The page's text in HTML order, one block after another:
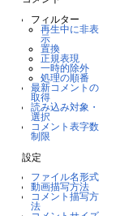
フィルター
再生中に非表
示
置換
正規表現
一時的除外
処理の順番
最新コメントの
取得
読み込み対象・
選択
コメント表字数
制限
設定
ファイル名形式
動画描写方法
コメント描写方
法